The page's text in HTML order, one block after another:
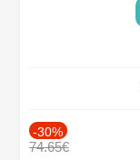
-30%
74.65€